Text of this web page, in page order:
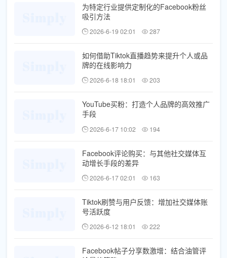
为特定行业提供定制化的Facebook粉丝
吸引方法
2026-6-19 02:01 287
如何借助Tiktok直播趋势来提升个人或品
牌的在线影响力
2026-6-18 18:01 203
YouTube买粉：打造个人品牌的高效推广
手段
2026-6-17 10:02 194
Facebook评论购买：与其他社交媒体互
动增长手段的差异
2026-6-17 02:01 163
Tiktok刷赞与用户反馈：增加社交媒体账
号活跃度
2026-6-12 18:01 222
Facebook帖子分享数激增：结合油管评